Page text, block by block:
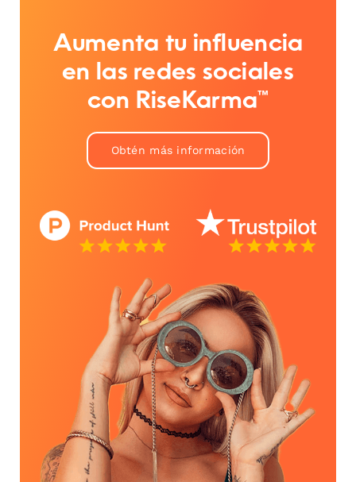
Aumenta tu influencia
en las redes sociales
con RiseKarma™
Obtén más información